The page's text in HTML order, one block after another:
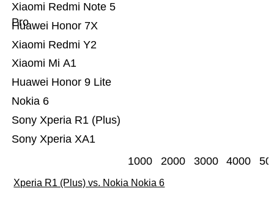
Sony Xperia XA1
Sony Xperia R1 (Plus)
Nokia 6
Huawei Honor 9 Lite
Xiaomi Mi A1
Xiaomi Redmi Y2
Huawei Honor 7X
Xiaomi Redmi Note 5
Pro
1000 2000 3000 4000
Xperia R1 (Plus) vs. Nokia Nokia 6